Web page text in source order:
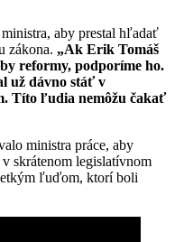
aby prestal hľadať
zákona. „Ak Erik Tomáš
reformy, podporíme ho.
už dávno stáť v
Títo ľudia nemôžu čakať
ministra práce, aby
skrátenom legislatívnom
ľuďom, ktorí boli